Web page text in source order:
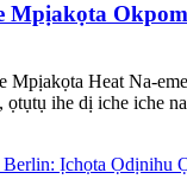
Mpịakọta
Heat Na-
ihe dị iche iche